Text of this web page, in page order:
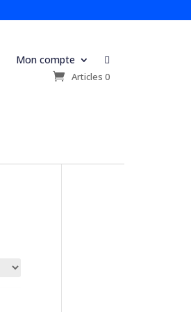
Mon compte 
Articles 0